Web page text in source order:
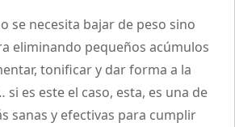
se necesita bajar de peso sino
eliminando pequeños acúmulos
tonificar y dar forma a la
si es este el caso, esta, es una de
sanas y efectivas para cumplir